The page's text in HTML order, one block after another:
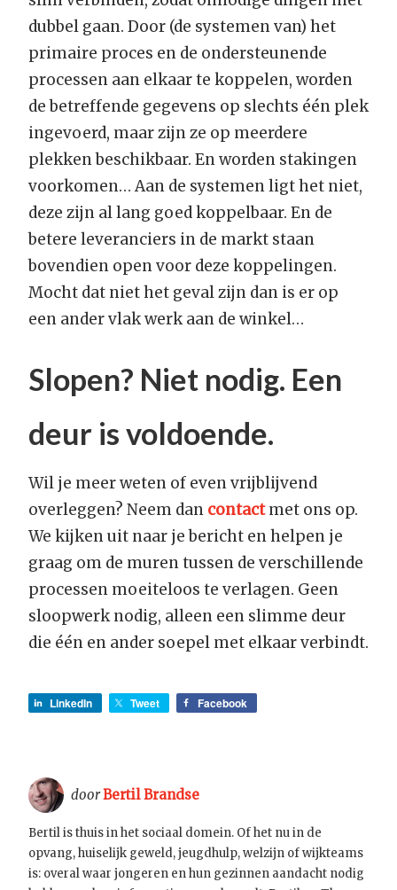
dubbel gaan. Door (de systemen van) het
primaire proces en de ondersteunende
processen aan elkaar te koppelen, worden
de betreffende gegevens op slechts één plek
ingevoerd, maar zijn ze op meerdere
plekken beschikbaar. En worden stakingen
voorkomen… Aan de systemen ligt het niet,
deze zijn al lang goed koppelbaar. En de
betere leveranciers in de markt staan
bovendien open voor deze koppelingen.
Mocht dat niet het geval zijn dan is er op
een ander vlak werk aan de winkel…
Slopen? Niet nodig. Een
deur is voldoende.
Wil je meer weten of even vrijblijvend
overleggen? Neem dan contactmet ons op.
We kijken uit naar je bericht en helpen je
graag om de muren tussen de verschillende
processen moeiteloos te verlagen. Geen
sloopwerk nodig, alleen een slimme deur
die één en ander soepel met elkaar verbindt.
LinkedIn Tweet Facebook
doorBertil Brandse
Bertil is thuis in het sociaal domein. Of het nu in de
opvang, huiselijk geweld, jeugdhulp, welzijn of wijkteams
is: overal waar jongeren en hun gezinnen aandacht nodig